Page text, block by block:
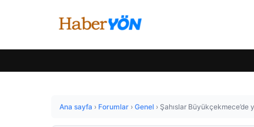
Ana sayfa › Forumlar › Genel › Şahıslar Büyükçekmece’de